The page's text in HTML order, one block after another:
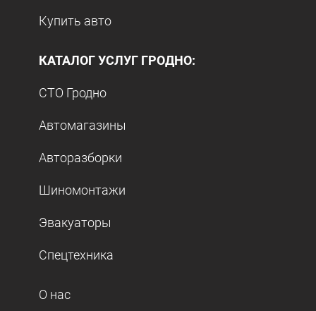
Купить авто
КАТАЛОГ УСЛУГ ГРОДНО:
СТО Гродно
Автомагазины
Авторазборки
Шиномонтажи
Эвакуаторы
Спецтехника
О нас